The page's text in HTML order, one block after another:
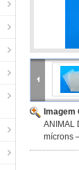
Imagem
ANIMAL
mícrons